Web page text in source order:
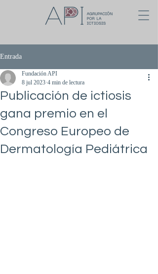
Entrada
Publicación de ictiosis
gana premio en el
Congreso Europeo de
Dermatología Pediátrica
Fundación API
8 jul 2023 4 min de lectura